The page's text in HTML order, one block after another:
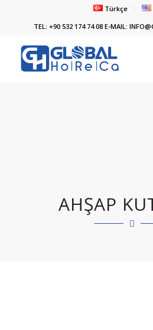
Türkçe
TEL: +90 532 174 74 08 E-MAIL:
AHŞAP